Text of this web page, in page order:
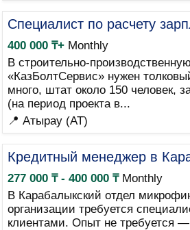
Специалист по расчету
400 000 ₸+Monthly
В строительно-
«КазБолтСервис» нужен
много, штат около 150 человек,
(на период проекта в...
📍 Атырау (AT)
Кредитный менеджер в
277 000 ₸ - 400 000 ₸Monthly
В Карабалыкский отдел
организации требуется
клиентами. Опыт не требуется